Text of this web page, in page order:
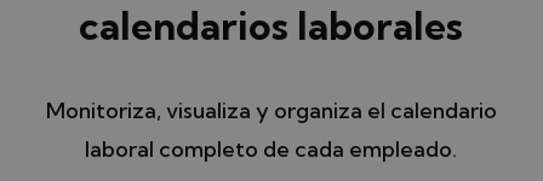
calendarios laborales
Monitoriza, visualiza y organiza el calendario
laboral completo de cada empleado.